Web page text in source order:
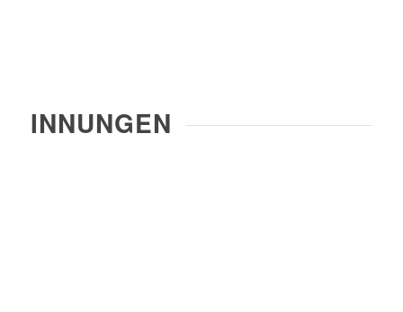
INNUNGEN